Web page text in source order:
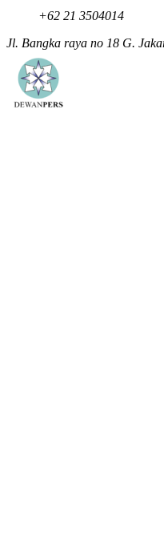
+62 21 3504014
Jl. Bangka raya no 18 G.